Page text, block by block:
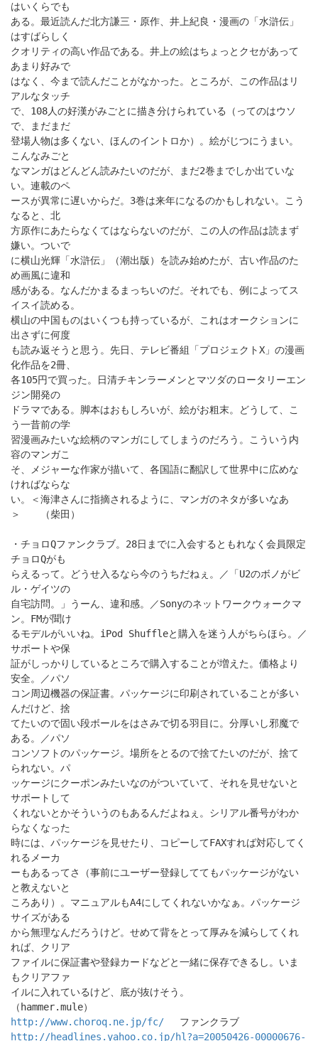
はいくらでも
ある。最近読んだ北方謙三・原作、井上紀良・漫画の「水滸伝」
はすばらしく
クオリティの高い作品である。井上の絵はちょっとクセがあって
あまり好みで
はなく、今まで読んだことがなかった。ところが、この作品はリ
アルなタッチ
で、108人の好漢がみごとに描き分けられている（ってのはウソ
で、まだまだ
登場人物は多くない、ほんのイントロか）。絵がじつにうまい。
こんなみごと
なマンガはどんどん読みたいのだが、まだ2巻までしか出ていな
い。連載のペ
ースが異常に遅いからだ。3巻は来年になるのかもしれない。こう
なると、北
方原作にあたらなくてはならないのだが、この人の作品は読まず
嫌い。ついで
に横山光輝「水滸伝」（潮出版）を読み始めたが、古い作品のた
め画風に違和
感がある。なんだかまるまっちいのだ。それでも、例によってス
イスイ読める。
横山の中国ものはいくつも持っているが、これはオークションに
出さずに何度
も読み返そうと思う。先日、テレビ番組「プロジェクトX」の漫画
化作品を2冊、
各105円で買った。日清チキンラーメンとマツダのロータリーエン
ジン開発の
ドラマである。脚本はおもしろいが、絵がお粗末。どうして、こ
う一昔前の学
習漫画みたいな絵柄のマンガにしてしまうのだろう。こういう内
容のマンガこ
そ、メジャーな作家が描いて、各国語に翻訳して世界中に広めな
ければならな
い。＜海津さんに指摘されるように、マンガのネタが多いなあ
＞ （柴田）
・チョロQファンクラブ。28日までに入会するともれなく会員限定
チョロQがも
らえるって。どうせ入るなら今のうちだねぇ。／「U2のボノがビ
ル・ゲイツの
自宅訪問。」うーん、違和感。／Sonyのネットワークウォークマ
ン。FMが聞け
るモデルがいいね。iPod Shuffleと購入を迷う人がちらほら。／
サポートや保
証がしっかりしているところで購入することが増えた。価格より
安全。／パソ
コン周辺機器の保証書。パッケージに印刷されていることが多い
んだけど、捨
てたいので固い段ボールをはさみで切る羽目に。分厚いし邪魔で
ある。／パソ
コンソフトのパッケージ。場所をとるので捨てたいのだが、捨て
られない。パ
ッケージにクーポンみたいなのがついていて、それを見せないと
サポートして
くれないとかそういうのもあるんだよねぇ。シリアル番号がわか
らなくなった
時には、パッケージを見せたり、コピーしてFAXすれば対応してく
れるメーカ
ーもあるってさ（事前にユーザー登録しててもパッケージがない
と教えないと
ころあり）。マニュアルもA4にしてくれないかなぁ。パッケージ
サイズがある
から無理なんだろうけど。せめて背をとって厚みを減らしてくれ
れば、クリア
ファイルに保証書や登録カードなどと一緒に保存できるし。いま
もクリアファ
イルに入れているけど、底が抜けそう。
（hammer.mule）
http://www.choroq.ne.jp/fc/ ファンクラブ
http://headlines.yahoo.co.jp/hl?a=20050426-00000676-